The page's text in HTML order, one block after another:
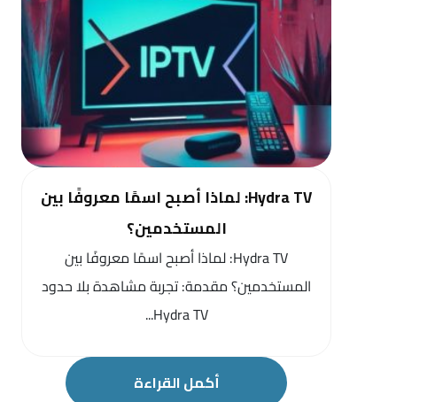
Hydra TV: لماذا أصبح اسمًا معروفًا بين
المستخدمين؟
Hydra TV: لماذا أصبح اسمًا معروفًا بين
المستخدمين؟ مقدمة: تجربة مشاهدة بلا حدود
Hydra TV...
أكمل القراءة